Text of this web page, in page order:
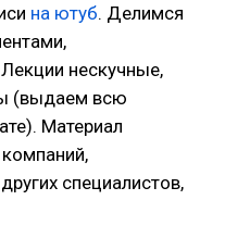
на ютуб. Делимся
нескучные,
(выдаем всю
Материал
специалистов,